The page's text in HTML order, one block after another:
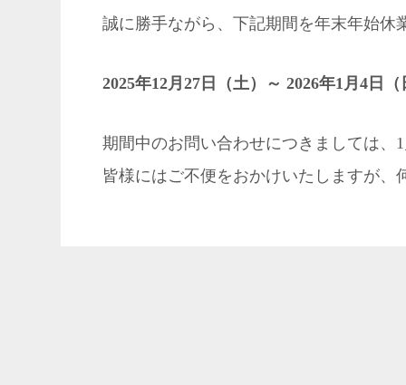
誠に勝手ながら、下記期間を年末年始休
2025年12月27日（土）～ 2026年1月4日（
期間中のお問い合わせにつきましては、
皆様にはご不便をおかけいたしますが